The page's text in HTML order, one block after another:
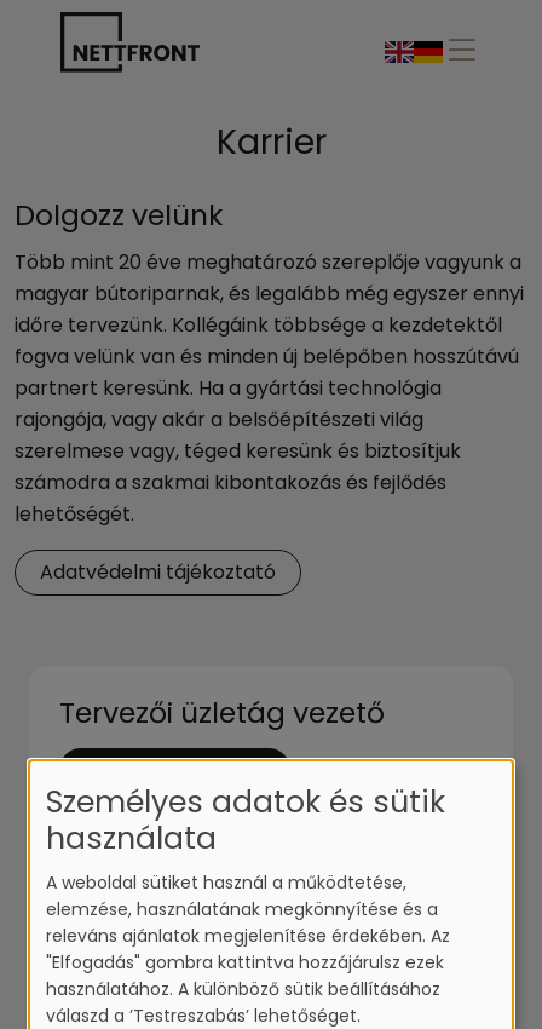
Karrier
Dolgozz velünk
Több mint 20 éve meghatározó szereplője vagyunk a
magyar bútoriparnak, és legalább még egyszer ennyi
időre tervezünk. Kollégáink többsége a kezdetektől
fogva velünk van és minden új belépőben hosszútávú
partnert keresünk. Ha a gyártási technológia
rajongója, vagy akár a belsőépítészeti világ
szerelmese vagy, téged keresünk és biztosítjuk
számodra a szakmai kibontakozás és fejlődés
lehetőségét.
Adatvédelmi tájékoztató
Tervezői üzletág vezető
Állás megtekintése
CNC programozó
Állás megtekintése
Személyes adatok és sütik
használata
A weboldal sütiket használ a működtetése,
elemzése, használatának megkönnyítése és a
releváns ajánlatok megjelenítése érdekében. Az
"Elfogadás" gombra kattintva hozzájárulsz ezek
használatához. A különböző sütik beállításához
válaszd a ’Testreszabás’ lehetőséget.